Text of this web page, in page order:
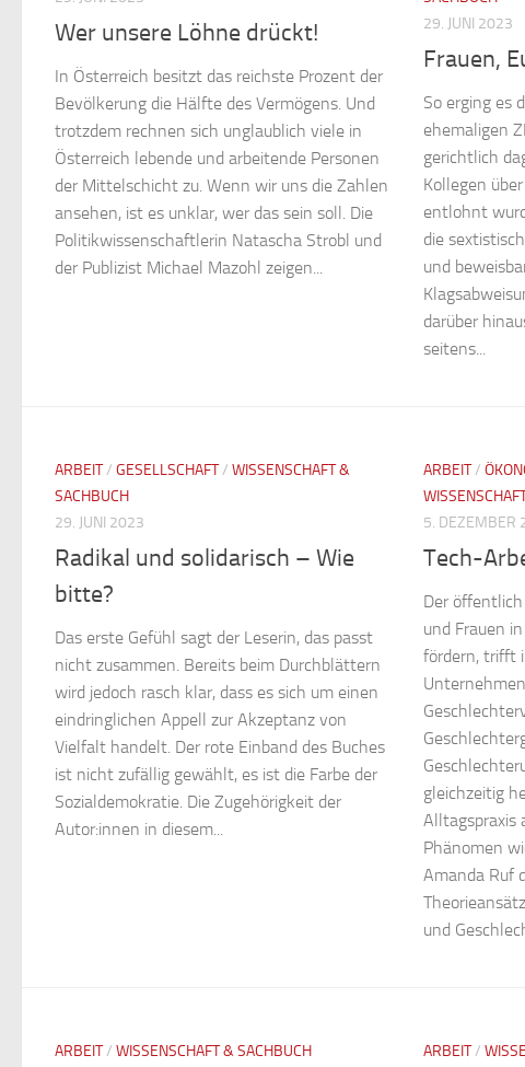
Wer unsere Löhne drückt!
In Österreich besitzt das reichste Prozent der
Bevölkerung die Hälfte des Vermögens. Und
trotzdem rechnen sich unglaublich viele in
Österreich lebende und arbeitende Personen
der Mittelschicht zu. Wenn wir uns die Zahlen
ansehen, ist es unklar, wer das sein soll. Die
Politikwissenschaftlerin Natascha Strobl und
der Publizist Michael Mazohl zeigen...
29. JUNI 2023
Frauen,
So erging es
ehemaligen
gerichtlich
Kollegen
entlohnt
die
und
darüber
seitens...
ARBEIT/ GESELLSCHAFT/ WISSENSCHAFT &
SACHBUCH
29. JUNI 2023
Radikal und solidarisch – Wie
bitte?
Das erste Gefühl sagt der Leserin, das passt
nicht zusammen. Bereits beim Durchblättern
wird jedoch rasch klar, dass es sich um einen
eindringlichen Appell zur Akzeptanz von
Vielfalt handelt. Der rote Einband des Buches
ist nicht zufällig gewählt, es ist die Farbe der
Sozialdemokratie. Die Zugehörigkeit der
Autor:innen in diesem...
ARBEIT/
5. DEZEMBER
Tech-
Der
und Frauen
fördern, trifft
gleichzeitig
Alltagspraxis
Phänomen
Amanda Ruf
und
ARBEIT/ WISSENSCHAFT & SACHBUCH
ARBEIT/